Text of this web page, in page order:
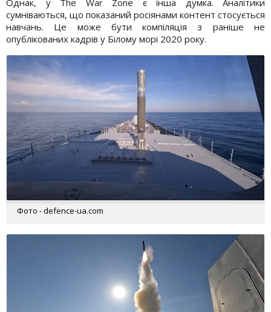
сумніваються, що показаний росіянами контент стосується
навчань. Це може бути компіляція з раніше не
опублікованих кадрів у Білому морі 2020 року.
Фото - defence-ua.com